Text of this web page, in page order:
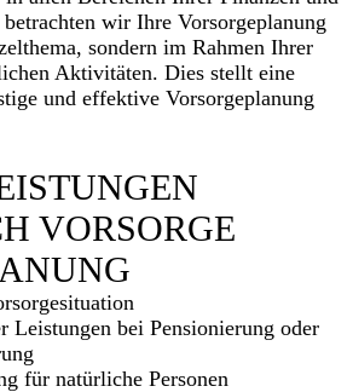
wir Ihre Vorsorge­planung
sondern im Rahmen Ihrer
Aktivitäten. Dies stellt eine
und effektive Vorsorgeplanung
VORSORGE
Leistungen bei Pensionierung oder
für natürliche Personen